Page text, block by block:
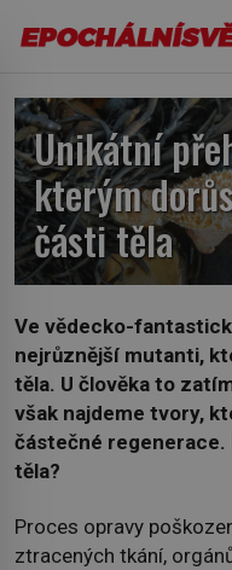
Unikátní
kterým
části těla
Ve vědecko-
nejrůznější mutanti,
těla. U člověka to
však najdeme tvory,
částečné
těla?
Proces opravy
ztracených tkání,